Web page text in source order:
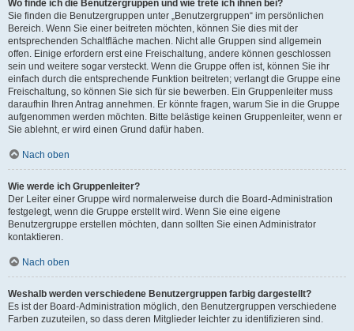
Wo finde ich die Benutzergruppen und wie trete ich ihnen bei?
Sie finden die Benutzergruppen unter „Benutzergruppen“ im persönlichen
Bereich. Wenn Sie einer beitreten möchten, können Sie dies mit der
entsprechenden Schaltfläche machen. Nicht alle Gruppen sind allgemein
offen. Einige erfordern erst eine Freischaltung, andere können geschlossen
sein und weitere sogar versteckt. Wenn die Gruppe offen ist, können Sie ihr
einfach durch die entsprechende Funktion beitreten; verlangt die Gruppe eine
Freischaltung, so können Sie sich für sie bewerben. Ein Gruppenleiter muss
daraufhin Ihren Antrag annehmen. Er könnte fragen, warum Sie in die Gruppe
aufgenommen werden möchten. Bitte belästige keinen Gruppenleiter, wenn er
Sie ablehnt, er wird einen Grund dafür haben.
Nach oben
Wie werde ich Gruppenleiter?
Der Leiter einer Gruppe wird normalerweise durch die Board-Administration
festgelegt, wenn die Gruppe erstellt wird. Wenn Sie eine eigene
Benutzergruppe erstellen möchten, dann sollten Sie einen Administrator
kontaktieren.
Nach oben
Weshalb werden verschiedene Benutzergruppen farbig dargestellt?
Es ist der Board-Administration möglich, den Benutzergruppen verschiedene
Farben zuzuteilen, so dass deren Mitglieder leichter zu identifizieren sind.